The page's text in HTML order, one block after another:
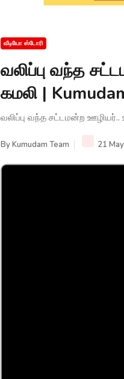
வீடியோ ஸ்டோரி
வலிப்பு வந்த
கமலி |
வலிப்பு வந்த சட்டமன்ற ஊழியர்..
ByKumudam Team 21